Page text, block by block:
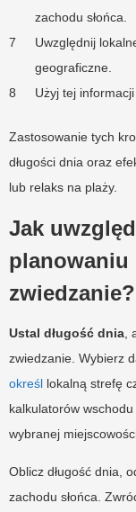
zachodu słońca.
7
Uwzględnij
geograficzne.
8
Użyj tej
Zastosowanie tych
długości dnia oraz
lub relaks na plaży.
Jak
planowaniu
zwiedzanie?
Ustal długość dnia
zwiedzanie. Wybierz
określ lokalną strefę
kalkulatorów
wybranej
Oblicz długość dnia,
zachodu słońca.